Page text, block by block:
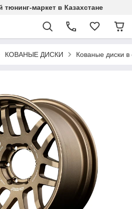
маркет в Казахстане
КОВАНЫЕ ДИСКИ Кованые диски